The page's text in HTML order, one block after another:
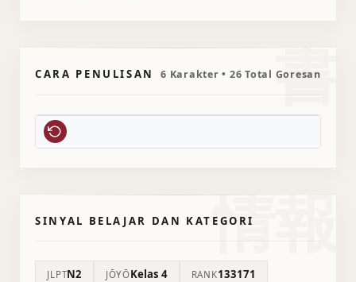
書
CARA PENULISAN 6 Karakter • 26 Total Goresan
情報
SINYAL BELAJAR DAN KATEGORI
JLPTN2 JŌYŌKelas 4 RANK133171